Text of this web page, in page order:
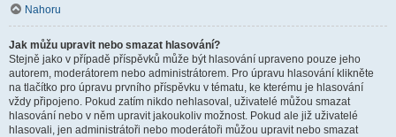
Nahoru
Jak můžu upravit nebo smazat hlasování?
Stejně jako v případě příspěvků může být hlasování upraveno pouze jeho
autorem, moderátorem nebo administrátorem. Pro úpravu hlasování klikněte
na tlačítko pro úpravu prvního příspěvku v tématu, ke kterému je hlasování
vždy připojeno. Pokud zatím nikdo nehlasoval, uživatelé můžou smazat
hlasování nebo v něm upravit jakoukoliv možnost. Pokud ale již uživatelé
hlasovali, jen administrátoři nebo moderátoři můžou upravit nebo smazat